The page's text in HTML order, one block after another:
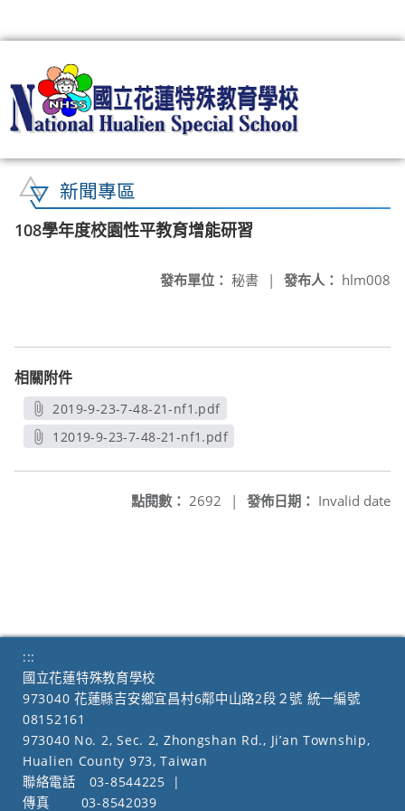
新聞專區
108學年度校園性平教育增能研習
發布人： hlm008
發布單位： 秘書 |
相關附件
2019-9-23-7-48-21-nf1.pdf
另開新視窗
12019-9-23-7-48-21-nf1.pdf
發佈日期： Invalid date
點閱數： 2692 |
:::
國立花蓮特殊教育學校
973040 花蓮縣吉安鄉宜昌村6鄰中山路2段２號 統一編號
08152161
973040 No. 2, Sec. 2, Zhongshan Rd., Ji’an Township,
Hualien County 973, Taiwan
聯絡電話
03-8544225
|
傳真
03-8542039